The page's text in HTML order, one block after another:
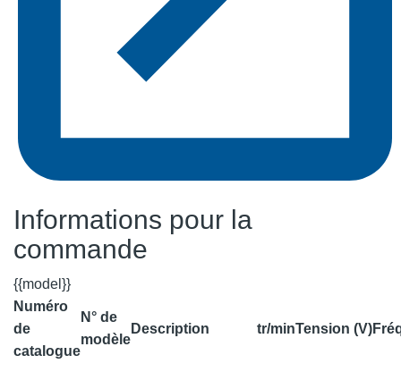
Informations pour la
commande
{{model}}
Numéro
de
catalogue
N° de
modèle
Description tr/minTension (V)